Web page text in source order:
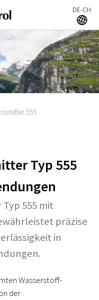
DE-CH
A
555
Typ 555
555 mit
präzise
in
Wasserstoff-
der